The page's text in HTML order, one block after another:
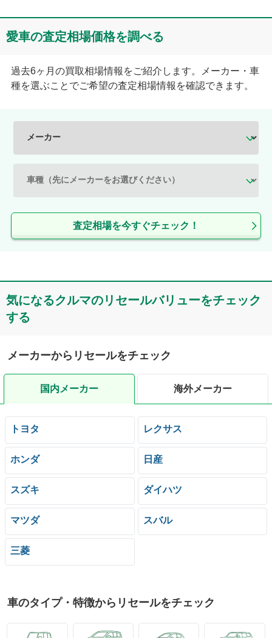
愛車の査定相場価格を調べる
過去6ヶ月の買取相場情報をご紹介します。メーカー・車
種を選ぶことでご希望の査定相場情報を確認できます。
査定相場を今すぐチェック！
気になるクルマのリセールバリューをチェック
する
メーカーからリセールをチェック
国内メーカー 海外メーカー
トヨタ レクサス
ホンダ 日産
スズキ ダイハツ
マツダ スバル
三菱
車のタイプ・特徴からリセールをチェック